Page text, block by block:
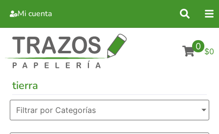
Mi cuenta
0 $0
tierra
Filtrar por Categorías